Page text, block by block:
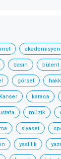
akademisyen
basın bülent
görsel
Kanser karaca
müzik
siyaset
yaslilik